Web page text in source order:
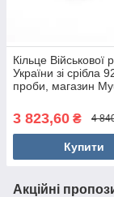
Кільце Військової
України зі срібла
проби, магазин
3 823,60 ₴ 4
Купити
Акційні